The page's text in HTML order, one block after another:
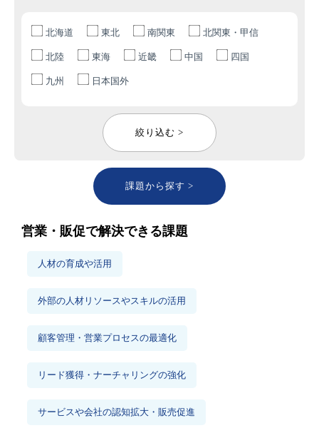
北海道 東北 南関東 北関東・甲信
北陸 東海 近畿 中国 四国
九州 日本国外
絞り込む >
課題から探す >
営業・販促で解決できる課題
人材の育成や活用
外部の人材リソースやスキルの活用
顧客管理・営業プロセスの最適化
リード獲得・ナーチャリングの強化
サービスや会社の認知拡大・販売促進